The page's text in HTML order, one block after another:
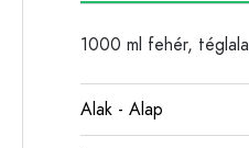
1000 ml fehér,
Alak - Alap